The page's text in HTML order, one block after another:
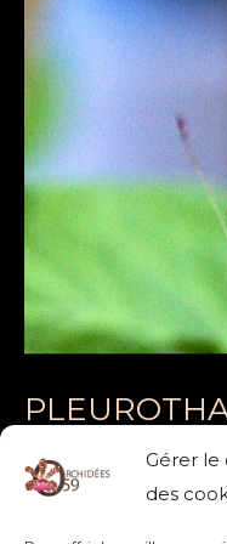
Gérer
des
CLAVICULATA,